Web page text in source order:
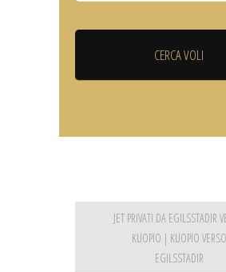
JET PRIVATI DA EGILSSTADIR
KUOPIO | KUOPIO VERSO
EGILSSTADIR